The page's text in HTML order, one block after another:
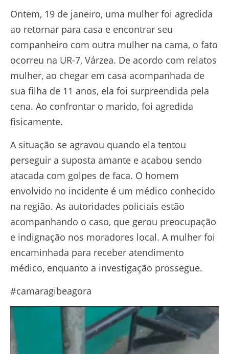
Ontem, 19 de janeiro, uma mulher foi agredida
ao retornar para casa e encontrar seu
companheiro com outra mulher na cama, o fato
ocorreu na UR-7, Várzea. De acordo com relatos
mulher, ao chegar em casa acompanhada de
sua filha de 11 anos, ela foi surpreendida pela
cena. Ao confrontar o marido, foi agredida
fisicamente.
A situação se agravou quando ela tentou
perseguir a suposta amante e acabou sendo
atacada com golpes de faca. O homem
envolvido no incidente é um médico conhecido
na região. As autoridades policiais estão
acompanhando o caso, que gerou preocupação
e indignação nos moradores local. A mulher foi
encaminhada para receber atendimento
médico, enquanto a investigação prossegue.
#camaragibeagora